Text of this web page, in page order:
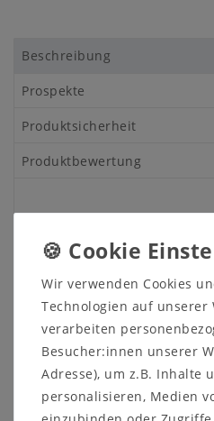
Beschreibung
Prospekte
Produktsicherheit
Produktbewertung
Systemregal -
Regalwand - Wohnwand -
Diese Regalwand verfügt
mit je zwei Einlegeböden
Holztüren mit je einem
Wir verwenden Cookies
Technologien auf unserer
verarbeiten
Besucher:innen unserer
Adresse), um z.B. Inhalte
personalisieren, Medien